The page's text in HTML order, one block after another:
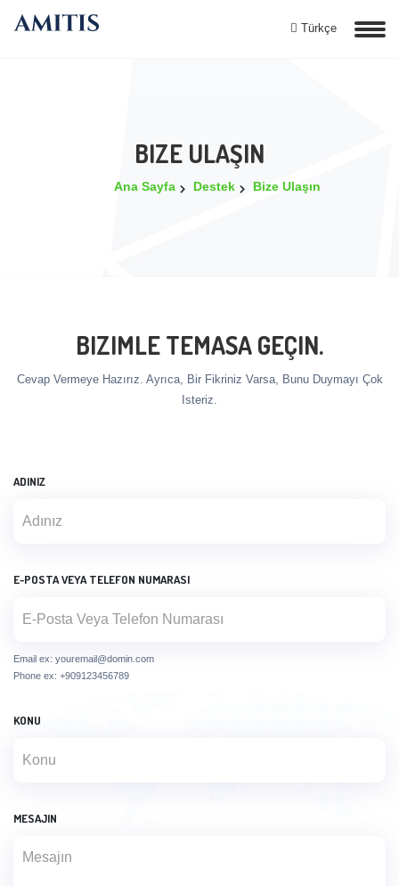
Türkçe
BIZE ULAŞIN
Ana Sayfa Destek Bize Ulaşın
BIZIMLE TEMASA GEÇIN.
Cevap Vermeye Hazırız. Ayrıca, Bir Fikriniz Varsa, Bunu Duymayı Çok
Isteriz.
ADINIZ
E-POSTA VEYA TELEFON NUMARASI
Email ex: youremail@domin.com
Phone ex: +909123456789
KONU
MESAJIN